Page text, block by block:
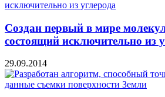
Создан первый в мире
состоящий исключительно из
29.09.2014